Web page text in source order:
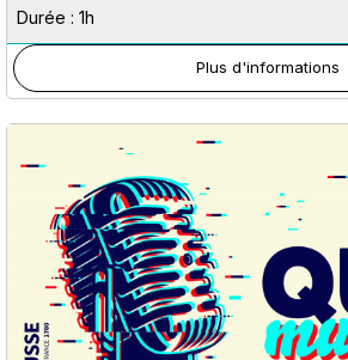
Durée : 1h
Plus d'informations